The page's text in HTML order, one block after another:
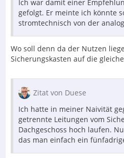
Ich war damit einer
gefolgt. Er meinte ich könnte
stromtechnisch von der
Wo soll denn da der Nutzen
Sicherungskasten auf die
Zitat von Duese
Ich hatte in meiner Naivität
getrennte Leitungen vom
Dachgeschoss hoch laufen.
das man einfach ein